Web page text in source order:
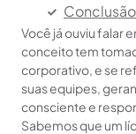
Conclusão
Outros
Você já ouviu falar
conceito tem
corporativo, e se
suas equipes,
consciente e
Sabemos que um